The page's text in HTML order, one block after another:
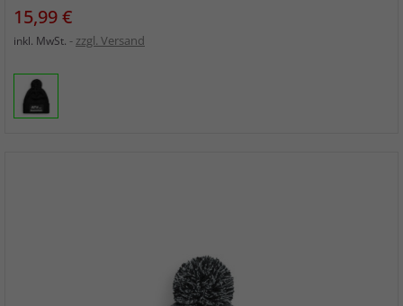
Preis
15,99 €
inkl. MwSt. zzgl. Versand